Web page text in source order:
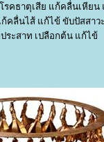
รคธาตุเสีย แก้คลื่นเหีย
คลื่นไส้ แก้ไข้ ขับปัสสาว
ะสาท เปลือกต้น แก้ไข้